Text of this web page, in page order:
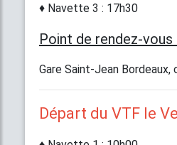
♦ Navette 3 : 17h30
Point de rendez-vous
Gare Saint-Jean
Départ du VTF le